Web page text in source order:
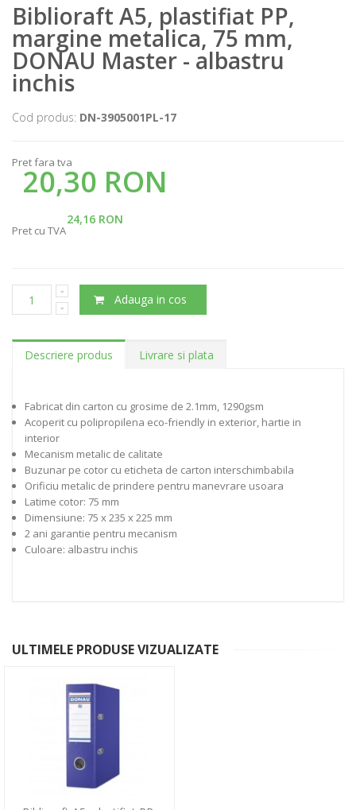
Biblioraft A5, plastifiat PP,
margine metalica, 75 mm,
DONAU Master - albastru
inchis
Cod produs: DN-3905001PL-17
Pret fara tva
20,30 RON
24,16 RON
Pret cu TVA
Adauga in cos
Descriere produs Livrare si plata
Fabricat din carton cu grosime de 2.1mm, 1290gsm
Acoperit cu polipropilena eco-friendly in exterior, hartie in
interior
Mecanism metalic de calitate
Buzunar pe cotor cu eticheta de carton interschimbabila
Orificiu metalic de prindere pentru manevrare usoara
Latime cotor: 75 mm
Dimensiune: 75 x 235 x 225 mm
2 ani garantie pentru mecanism
Culoare: albastru inchis
ULTIMELE PRODUSE VIZUALIZATE